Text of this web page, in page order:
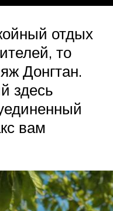
отдых
то
Донгтан.
здесь
вам